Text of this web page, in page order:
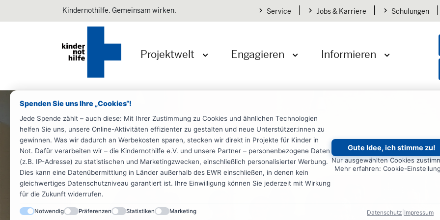
Spenden Sie uns Ihre „Cookies“!
Jede Spende zählt – auch diese: Mit Ihrer Zustimmung zu Cookies und ähnlichen Technologien
helfen Sie uns, unsere Online-Aktivitäten effizienter zu gestalten und neue Unterstützer:innen zu
gewinnen. Was wir dadurch an Werbekosten sparen, stecken wir direkt in Projekte für Kinder in
Not. Dafür verarbeiten wir – die Kindernothilfe e.V. und unsere Partner – personenbezogene Daten
(z.B. IP-Adresse) zu statistischen und Marketingzwecken, einschließlich personalisierter Werbung.
Dies kann eine Datenübermittlung in Länder außerhalb des EWR einschließen, in denen kein
gleichwertiges Datenschutzniveau garantiert ist. Ihre Einwilligung können Sie jederzeit mit Wirkung
für die Zukunft widerrufen.
Gute Idee, ich stimme zu!
Nur ausgewählten Cookies
Mehr erfahren: Cookie-
Notwendig Präferenzen Statistiken Marketing Datenschutz Impressum
Kindernothilfe. Gemeinsam wirken. Service Jobs & Karriere Schulungen
Projektwelt Engagieren Informieren